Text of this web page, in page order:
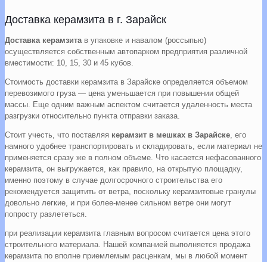
Доставка керамзита в г. Зарайск
Доставка керамзита в упаковке и навалом (россыпью)
осуществляется собственным автопарком предприятия различной
вместимости: 10, 15, 30 и 45 кубов.
Стоимость доставки керамзита в Зарайске определяется объемом
перевозимого груза — цена уменьшается при повышении общей
массы. Еще одним важным аспектом считается удаленность места
разгрузки относительно пункта отправки заказа.
Стоит учесть, что поставляя керамзит в мешках в Зарайске , его
намного удобнее транспортировать и складировать, если материал не
применяется сразу же в полном объеме. Что касается нефасованного
керамзита, он выгружается, как правило, на открытую площадку,
именно поэтому в случае долгосрочного строительства его
рекомендуется защитить от ветра, поскольку керамзитовые гранулы
довольно легкие, и при более-менее сильном ветре они могут
попросту разлететься.
при реализации керамзита главным вопросом считается цена этого
строительного материала. Нашей компанией выполняется продажа
керамзита по вполне приемлемым расценкам, мы в любой момент